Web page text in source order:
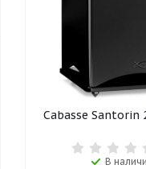
Cabasse Santorin
В